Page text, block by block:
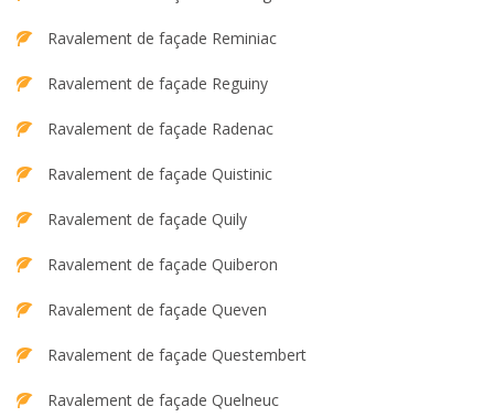
Ravalement de façade Reminiac
Ravalement de façade Reguiny
Ravalement de façade Radenac
Ravalement de façade Quistinic
Ravalement de façade Quily
Ravalement de façade Quiberon
Ravalement de façade Queven
Ravalement de façade Questembert
Ravalement de façade Quelneuc